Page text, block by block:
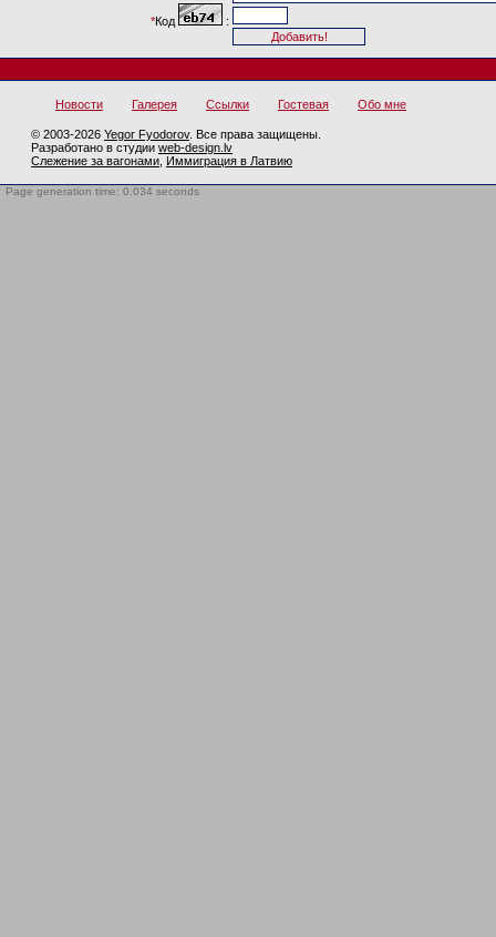
*Код :
Новости Галерея Ссылки Гостевая Обо мне
© 2003-2026 Yegor Fyodorov. Все права защищены.
Разработано в студии web-design.lv
Слежение за вагонами Иммиграция в Латвию
Page generation time: 0.034 seconds